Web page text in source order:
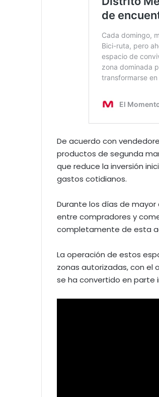
De acuerdo con
productos de segunda
que reduce la inversión
gastos cotidianos.
Durante los días de
entre compradores y
completamente de esta
La operación de estos
zonas autorizadas, con el
se ha convertido en parte